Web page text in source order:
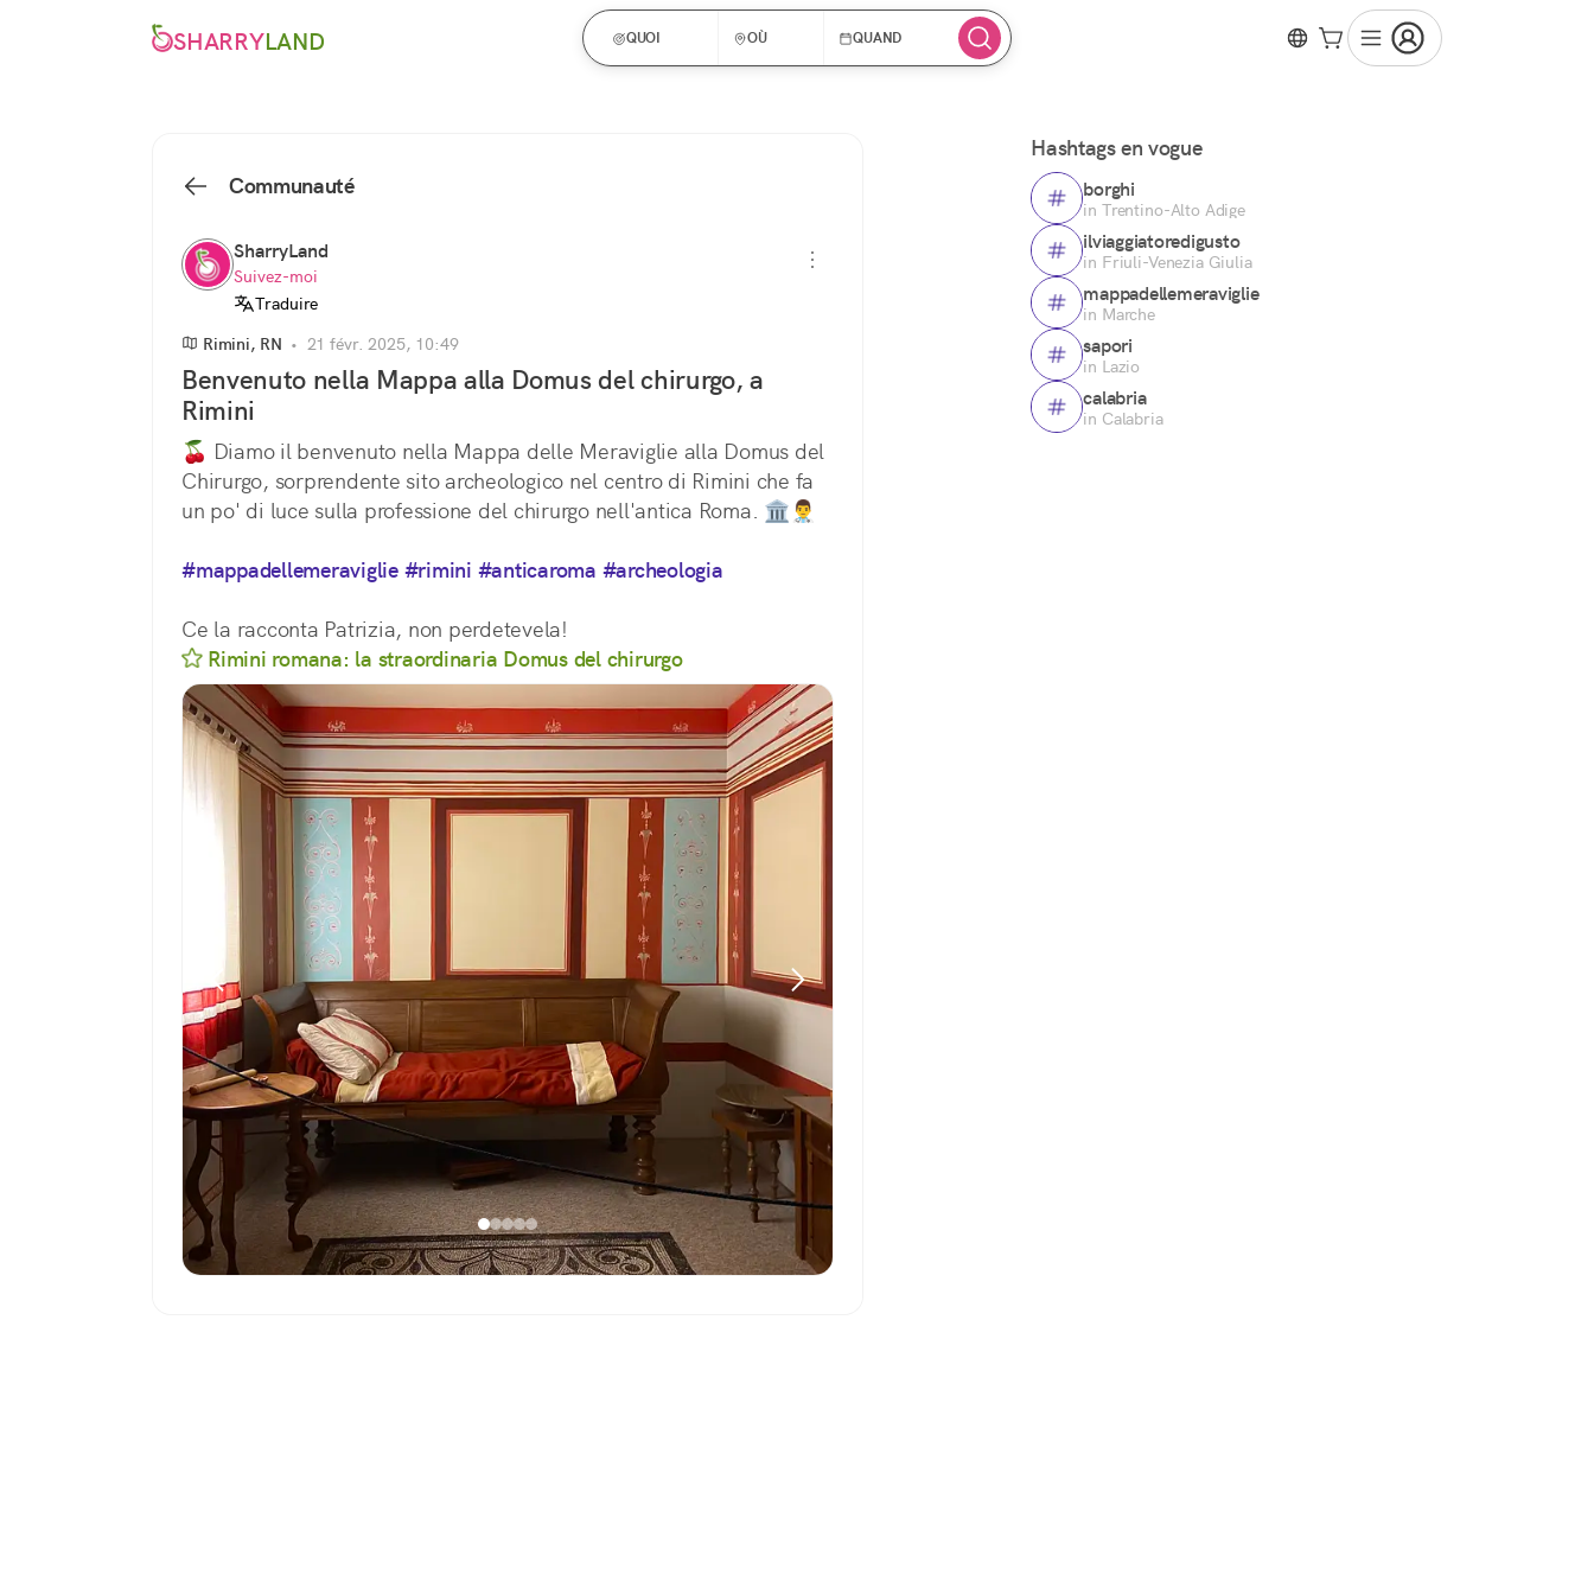
SHARRYLAND QUOI OÙ QUAND
Communauté
SharryLand
Suivez-moi
Traduire
Rimini, RN • 21 févr. 2025, 10:49
Benvenuto nella Mappa alla Domus del chirurgo, a
Rimini
🍒 Diamo il benvenuto nella Mappa delle Meraviglie alla Domus del
Chirurgo, sorprendente sito archeologico nel centro di Rimini che fa
un po' di luce sulla professione del chirurgo nell'antica Roma. 🏛️👨‍⚕️
#mappadellemeraviglie #rimini #anticaroma #archeologia
Ce la racconta Patrizia, non perdetevela!
Rimini romana: la straordinaria Domus del chirurgo
Hashtags en vogue
borghi
in Trentino-Alto Adige
ilviaggiatoredigusto
in Friuli-Venezia Giulia
mappadellemeraviglie
in Marche
sapori
in Lazio
calabria
in Calabria